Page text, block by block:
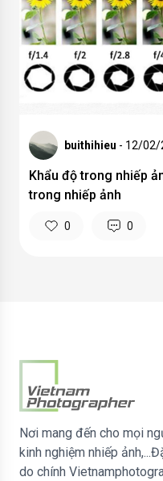
buithihieu - 12/02/
Khẩu độ trong nhiếp
trong nhiếp ảnh
0 0
Nơi mang đến cho mọi
kinh nghiệm nhiếp
do chính